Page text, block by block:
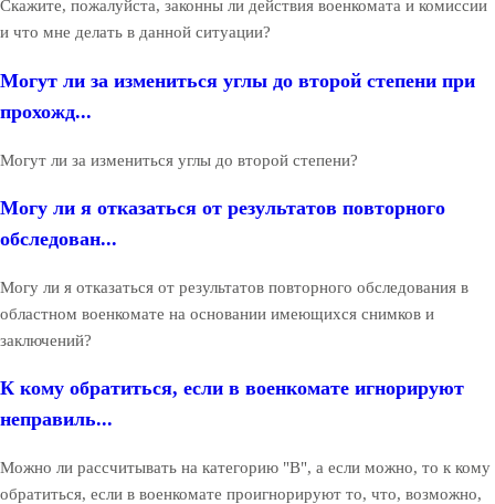
Скажите, пожалуйста, законны ли действия военкомата и комиссии
и что мне делать в данной ситуации?
Могут ли за измениться углы до второй степени при
прохожд...
Могут ли за измениться углы до второй степени?
Могу ли я отказаться от результатов повторного
обследован...
Могу ли я отказаться от результатов повторного обследования в
областном военкомате на основании имеющихся снимков и
заключений?
К кому обратиться, если в военкомате игнорируют
неправиль...
Можно ли рассчитывать на категорию "В", а если можно, то к кому
обратиться, если в военкомате проигнорируют то, что, возможно,